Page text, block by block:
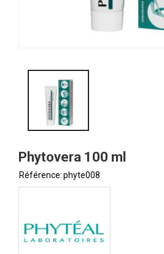
Phytovera 100 ml
Référence:phyte008